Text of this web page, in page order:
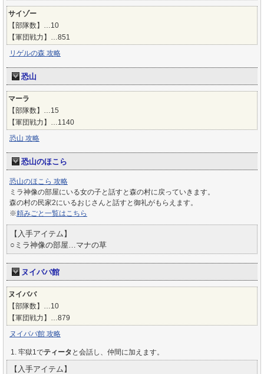
サイゾー
【部隊数】…10
【軍団戦力】…851
リゲルの森 攻略
恐山
マーラ
【部隊数】…15
【軍団戦力】…1140
恐山 攻略
恐山のほこら
恐山のほこら 攻略
ミラ神像の部屋にいる女の子と話すと森の村に戻っていきます。
森の村の民家2にいるおじさんと話すと御礼がもらえます。
※頼みごと一覧はこちら
【入手アイテム】
○ミラ神像の部屋…マナの草
ヌイババ館
ヌイババ
【部隊数】…10
【軍団戦力】…879
ヌイババ館 攻略
牢獄1でティータ と会話し、仲間に加えます。
【入手アイテム】